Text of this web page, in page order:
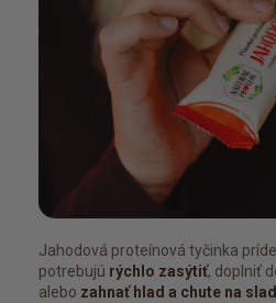
Jahodová proteínová tyčinka
potrebujú rýchlo zasýtiť, doplniť
alebo zahnať hlad a chute na